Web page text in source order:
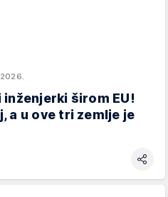
inženjerki širom EU!
a u ove tri zemlje je